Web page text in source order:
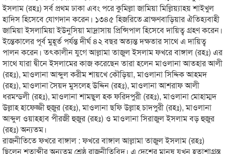
ইসলাম (রহঃ) সর্ব প্রথম ঢাকা এবং পরে কুমিল্লা জামিয়া মিল্লিয়্যাহয় শাইখুল
হাদিস হিসেবে যোগদান করেন। ১৩৪৫ হিজরিতে ব্রাক্ষণবাড়িয়ার ঐতিহ্যবাহী
জামিয়া ইসলামিয়া ইউনুসিয়া মাদ্রাসায় প্রিন্সিপাল হিসেবে দায়িত্ব গ্রহণ করেন।
ইন্তেকালের পূর্ব মুহূর্ত পর্যন্ত দীর্ঘ ৪২ বছর অত্যন্ত দক্ষতার সাথে এ দায়িত্ব
পালন করেন। তৎকালীন যুগে আল্লামা তাজুল ইসলাম ফখরে বাঙ্গাল (রহঃ) এর
সাথে যারা দ্বীনে ইসলামের কাজ করেছেন তারা হলেন মাওলানা আতহার আলী
(রহঃ), মাওলানা আব্দুল করীম শায়খে কৌড়িয়া, মাওলানা সিদ্দিক আহমদ
(রহঃ), মাওলানা সৈয়দ মুসলেহ উদ্দিন (রহঃ), মাওলানা আশরাফ আলী
ধরমন্ডলী (রহঃ), মাওলানা শামছুল হক ফরিদপুরী (রহঃ), মাওলানা মোহাম্মদ
উল্লাহ হাফেজ্জী হুজুর (রহঃ), মাওলানা ছফি উল্লাহ চাদপুরী (রহঃ), মাওলানা
আব্দুল ওয়াহহাব পীরজী হুজুর (রহঃ) ও মাওলানা সিরাজুল ইসলাম বড় হুজুর
(রহঃ) অন্যতম।
রাজনীতিতে ফখরে বাঙ্গাল : ফখরে বাঙ্গাল আল্লামা তাজুল ইসলাম (রহঃ)
ছিলেন শতাব্দীর অন্যতম শ্রেষ্ঠ রাজনীতিবিদ। এ দেশের মানুষ যখন হতাশাগ্রস্ত